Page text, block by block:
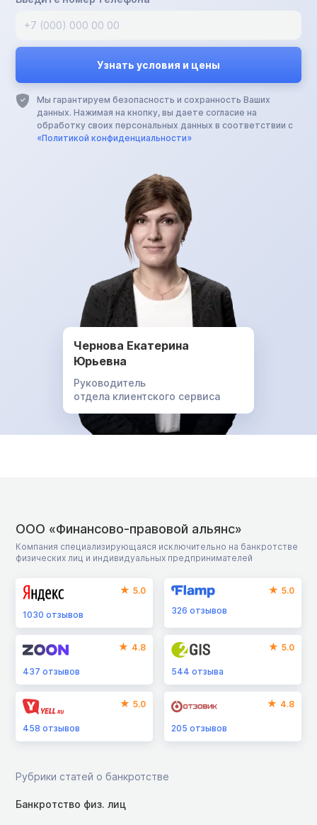
Мы гарантируем безопасность и сохранность Ваших
данных. Нажимая на кнопку, вы даете согласие на
обработку своих персональных данных в соответствии с
«Политикой конфиденциальности»
Чернова Екатерина
Юрьевна
Руководитель
отдела клиентского сервиса
ООО «Финансово-правовой альянс»
Компания специализирующаяся исключительно на банкротстве
физических лиц и индивидуальных предпринимателей
5.0
1030 отзывов
5.0
326отзывов
4.8
437 отзывов
5.0
544отзыва
5.0
458 отзывов
4.8
205отзывов
Рубрики статей о банкротстве
Банкротство физ. лиц